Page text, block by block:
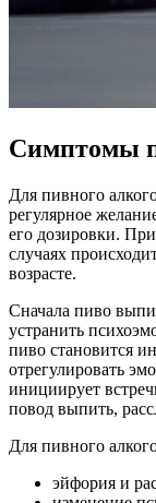
Симптомы
Для пивного
регулярное
его дозировки.
случаях
возрасте.
Сначала пиво
устранить
пиво становится
отрегулировать
инициирует
повод выпить,
Для пивного
эйфория и